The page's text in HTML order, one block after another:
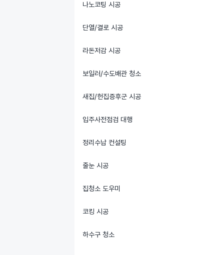
나노코팅 시공
단열/결로 시공
라돈저감 시공
보일러/수도배관 청소
새집/헌집증후군 시공
입주사전점검 대행
정리수납 컨설팅
줄눈 시공
집청소 도우미
코킹 시공
하수구 청소